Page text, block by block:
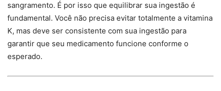
sangramento. É por isso que equilibrar sua ingestão é
fundamental. Você não precisa evitar totalmente a vitamina
K, mas deve ser consistente com sua ingestão para
garantir que seu medicamento funcione conforme o
esperado.